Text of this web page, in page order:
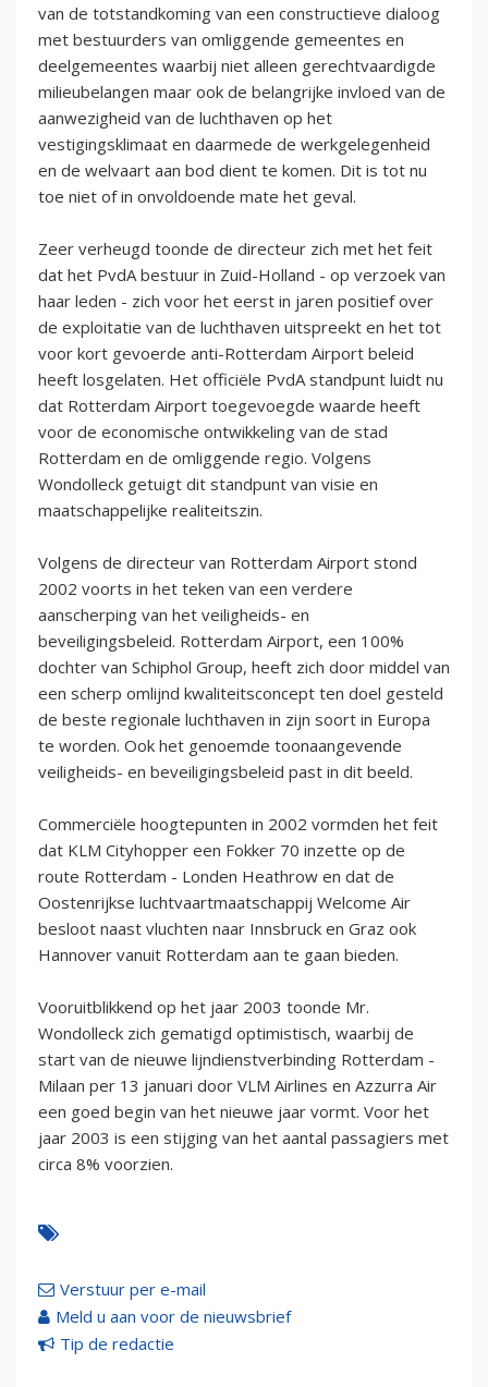
van de totstandkoming van een constructieve dialoog
met bestuurders van omliggende gemeentes en
deelgemeentes waarbij niet alleen gerechtvaardigde
milieubelangen maar ook de belangrijke invloed van de
aanwezigheid van de luchthaven op het
vestigingsklimaat en daarmede de werkgelegenheid
en de welvaart aan bod dient te komen. Dit is tot nu
toe niet of in onvoldoende mate het geval.
Zeer verheugd toonde de directeur zich met het feit
dat het PvdA bestuur in Zuid-Holland - op verzoek van
haar leden - zich voor het eerst in jaren positief over
de exploitatie van de luchthaven uitspreekt en het tot
voor kort gevoerde anti-Rotterdam Airport beleid
heeft losgelaten. Het officiële PvdA standpunt luidt nu
dat Rotterdam Airport toegevoegde waarde heeft
voor de economische ontwikkeling van de stad
Rotterdam en de omliggende regio. Volgens
Wondolleck getuigt dit standpunt van visie en
maatschappelijke realiteitszin.
Volgens de directeur van Rotterdam Airport stond
2002 voorts in het teken van een verdere
aanscherping van het veiligheids- en
beveiligingsbeleid. Rotterdam Airport, een 100%
dochter van Schiphol Group, heeft zich door middel van
een scherp omlijnd kwaliteitsconcept ten doel gesteld
de beste regionale luchthaven in zijn soort in Europa
te worden. Ook het genoemde toonaangevende
veiligheids- en beveiligingsbeleid past in dit beeld.
Commerciële hoogtepunten in 2002 vormden het feit
dat KLM Cityhopper een Fokker 70 inzette op de
route Rotterdam - Londen Heathrow en dat de
Oostenrijkse luchtvaartmaatschappij Welcome Air
besloot naast vluchten naar Innsbruck en Graz ook
Hannover vanuit Rotterdam aan te gaan bieden.
Vooruitblikkend op het jaar 2003 toonde Mr.
Wondolleck zich gematigd optimistisch, waarbij de
start van de nieuwe lijndienstverbinding Rotterdam -
Milaan per 13 januari door VLM Airlines en Azzurra Air
een goed begin van het nieuwe jaar vormt. Voor het
jaar 2003 is een stijging van het aantal passagiers met
circa 8% voorzien.
Verstuur per e-mail
Meld u aan voor de nieuwsbrief
Tip de redactie